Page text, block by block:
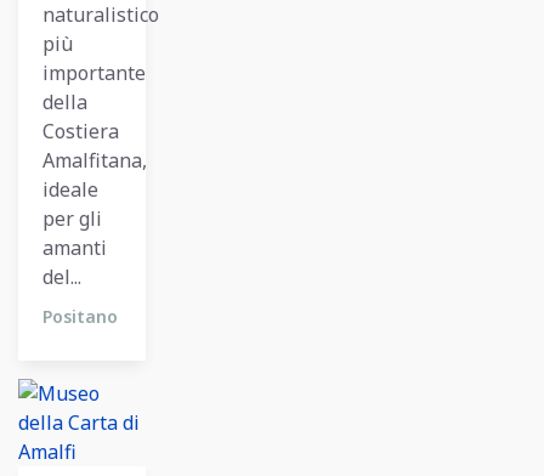
naturalistico
più
importante
della
Costiera
Amalfitana,
ideale
per gli
amanti
del...
Positano